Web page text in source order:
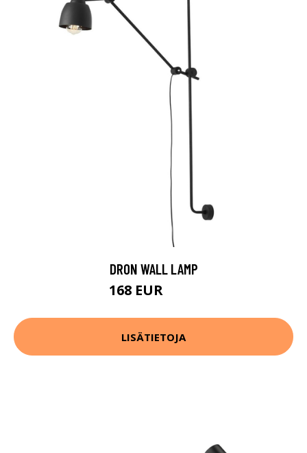
DRON WALL LAMP
168 EUR
LISÄTIETOJA